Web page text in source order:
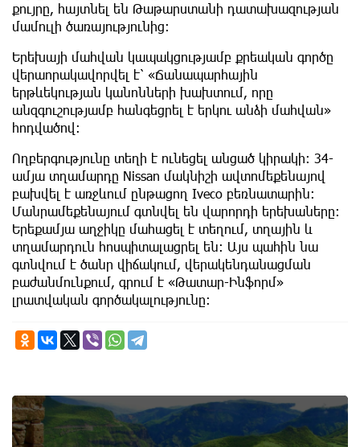
քույրը, հայտնել են Թաթարստանի դատախազության
մամուլի ծառայությունից։
Երեխայի մահվան կապակցությամբ քրեական գործը
վերաորակավորվել է՝ «Ճանապարհային
երթևեկության կանոնների խախտում, որը
անզգուշությամբ հանգեցրել է երկու անձի մահվան»
հոդվածով։
Ողբերգությունը տեղի է ունեցել անցած կիրակի։ 34-
ամյա տղամարդը Nissan մակնիշի ավտոմեքենայով
բախվել է առջևում ընթացող Iveco բեռնատարին։
Մանրամեքենայում գտնվել են վարորդի երեխաները։
Երեքամյա աղջիկը մահացել է տեղում, տղային և
տղամարդուն հոսպիտալացրել են։ Այս պահին նա
գտնվում է ծանր վիճակում, վերակենդանացման
բաժանմունքում, գրում է «Թատար-Ինֆորմ»
լրատվական գործակալությունը։
6th of August